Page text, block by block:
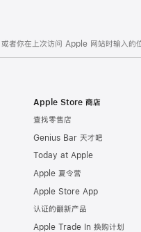
者你在上次访问 Apple 网站时输入的
Apple Store 商店
查找零售店
Genius Bar 天才吧
Today at Apple
Apple 夏令营
Apple Store App
认证的翻新产品
Apple Trade In 换购计划